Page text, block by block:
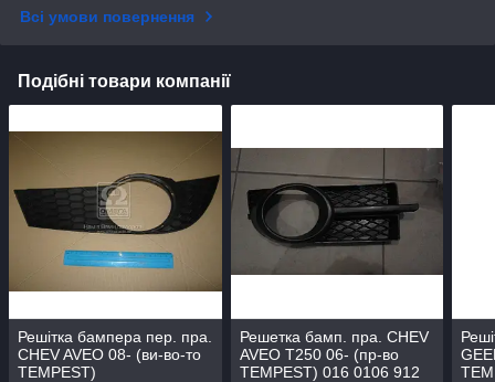
Всі умови повернення
Подібні товари компанії
Решітка бампера пер. пра.
CHEV AVEO 08- (ви-во-то
TEMPEST)
Решетка бамп. пра. CHEV
AVEO T250 06- (пр-во
TEMPEST) 016 0106 912